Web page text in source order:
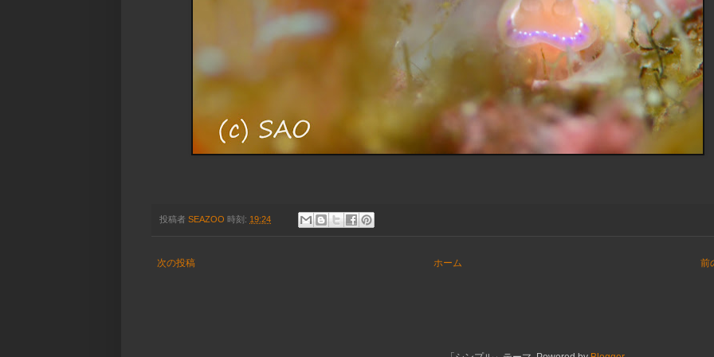
投稿者 SEAZOO 時刻: 19:24
次の投稿 前
ホーム